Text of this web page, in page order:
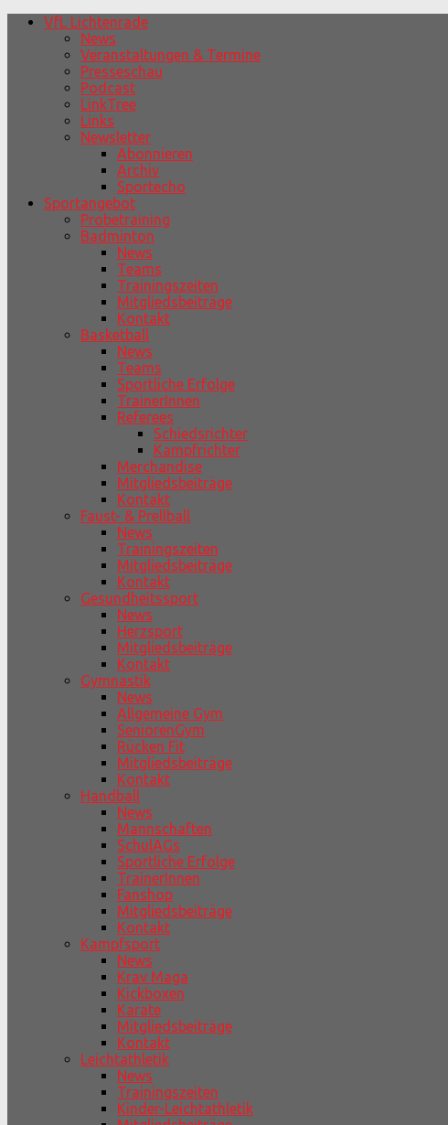
VfL Lichtenrade
News
Veranstaltungen & Termine
Presseschau
Podcast
LinkTree
Links
Newsletter
Abonnieren
Archiv
Sportecho
Sportangebot
Probetraining
Badminton
News
Teams
Trainingszeiten
Mitgliedsbeiträge
Kontakt
Basketball
News
Teams
Sportliche Erfolge
TrainerInnen
Referees
Schiedsrichter
Kampfrichter
Merchandise
Mitgliedsbeiträge
Kontakt
Faust- & Prellball
News
Trainingszeiten
Mitgliedsbeiträge
Kontakt
Gesundheitssport
News
Herzsport
Mitgliedsbeiträge
Kontakt
Gymnastik
News
Allgemeine Gym
SeniorenGym
Rücken Fit
Mitgliedsbeiträge
Kontakt
Handball
News
Mannschaften
SchulAGs
Sportliche Erfolge
TrainerInnen
Fanshop
Mitgliedsbeiträge
Kontakt
Kampfsport
News
Krav Maga
Kickboxen
Karate
Mitgliedsbeiträge
Kontakt
Leichtathletik
News
Trainingszeiten
Kinder-Leichtathletik